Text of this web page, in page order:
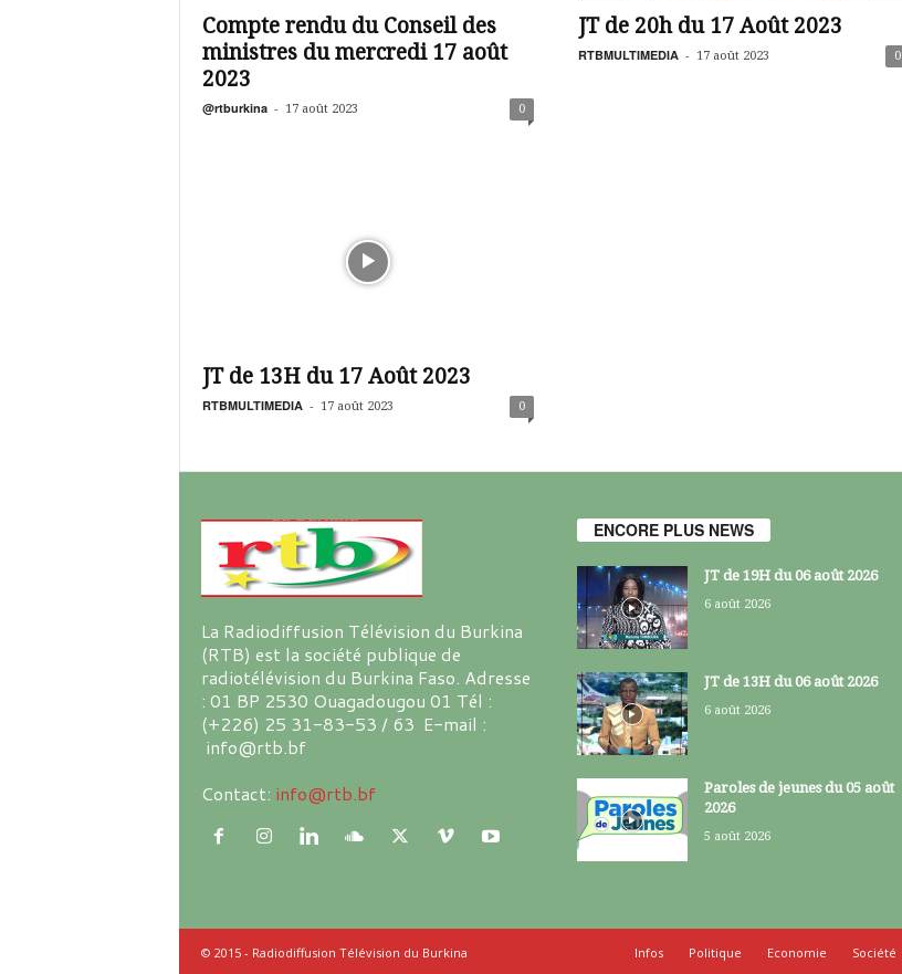
Compte rendu du Conseil des
ministres du mercredi 17 août
2023
@rtburkina - 17 août 2023 0
JT de 20h du 17 Août 2023
RTBMULTIMEDIA - 17 août 2023 0
JT de 13H du 17 Août 2023
RTBMULTIMEDIA - 17 août 2023 0
La Radiodiffusion Télévision du Burkina
(RTB) est la société publique de
radiotélévision du Burkina Faso. Adresse
: 01 BP 2530 Ouagadougou 01 Tél :
(+226) 25 31-83-53 / 63 E-mail :
info@rtb.bf
Contact: info@rtb.bf
ENCORE PLUS NEWS
JT de 19H du 06 août 2026
6 août 2026
JT de 13H du 06 août 2026
6 août 2026
Paroles de jeunes du 05 août
2026
5 août 2026
Infos Politique Economie Société
© 2015 - Radiodiffusion Télévision du Burkina